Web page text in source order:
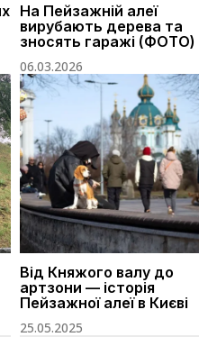
На Пейзажній алеї
вирубають дерева та
зносять гаражі (ФОТО)
06.03.2026
Від Княжого валу до
артзони — історія
Пейзажної алеї в Києві
25.05.2025